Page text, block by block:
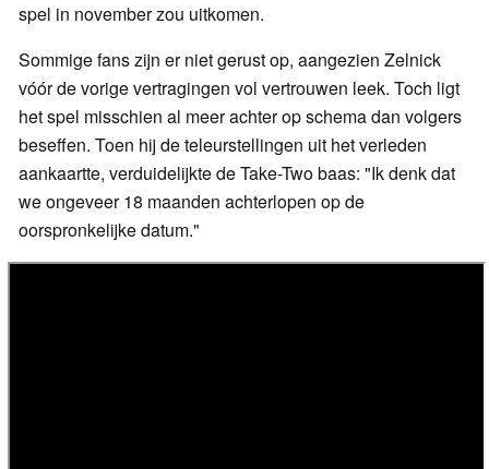
spel in november zou uitkomen.
Sommige fans zijn er niet gerust op, aangezien Zelnick
vóór de vorige vertragingen vol vertrouwen leek. Toch ligt
het spel misschien al meer achter op schema dan volgers
beseffen. Toen hij de teleurstellingen uit het verleden
aankaartte, verduidelijkte de Take-Two baas: "Ik denk dat
we ongeveer 18 maanden achterlopen op de
oorspronkelijke datum."